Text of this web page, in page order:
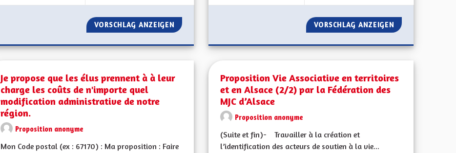
VORSCHLAG ANZEIGEN NE PAS SORTIR DU GRAND EST VORSCHLAG ANZEIGEN TRANSPORTS
Je propose que les élus prennent à à leur
charge les coûts de n'importe quel
modification administrative de notre
région.
Proposition anonyme
Mon Code postal (ex : 67170) : Ma proposition : Faire
Proposition Vie Associative en territoires
et en Alsace (2/2) par la Fédération des
MJC d’Alsace
Proposition anonyme
(Suite et fin)- Travailler à la création et
l’identification des acteurs de soutien à la vie...